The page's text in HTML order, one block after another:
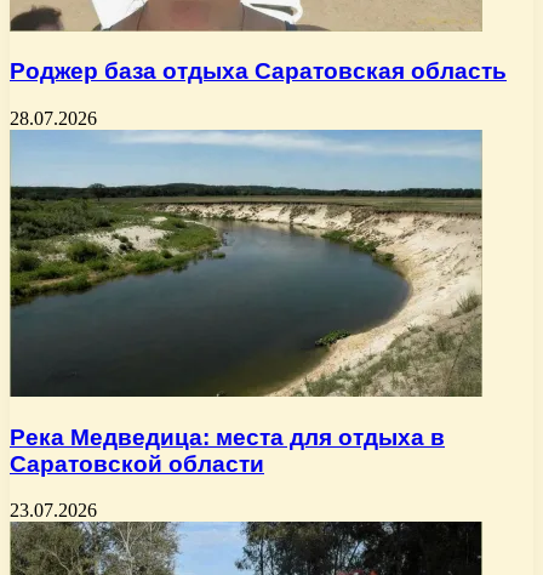
Роджер база отдыха Саратовская область
28.07.2026
Река Медведица: места для отдыха в
Саратовской области
23.07.2026